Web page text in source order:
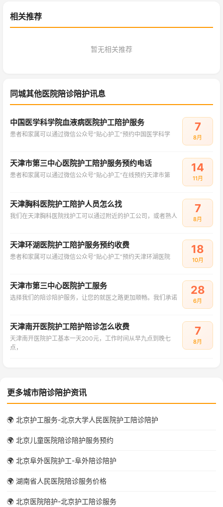
相关推荐
暂无相关推荐
同城其他医院陪诊陪护讯息
中国医学科学院血液病医院护工陪护服务
患者和家属可以通过微信公众号“贴心护工”预约中国医学科学
7
8月
天津市第三中心医院护工陪护服务预约电话
患者和家属可以通过微信公众号“贴心护工”在线预约天津市第
14
11月
天津胸科医院护工陪护人员怎么找
我们在天津胸科医院找护工可以通过附近的护工公司，或者熟人
7
8月
天津环湖医院护工陪护服务预约收费
患者和家属可以通过微信公众号“贴心护工”预约天津环湖医院
18
10月
天津市第三中心医院护工服务
选择我们的陪诊陪护服务，让您的就医之路更加顺畅。我们承诺
28
6月
天津南开医院护工陪护陪诊怎么收费
天津南开医院护工基本一天200元，工作时间从早九点到晚七
点，
7
8月
更多城市陪诊陪护资讯
🌍 北京护工服务-北京大学人民医院护工陪诊陪护
🌍 北京儿童医院陪诊陪护服务预约
🌍 北京阜外医院护工-阜外陪诊陪护
🌍 湖南省人民医院陪诊服务价格
🌍 北京医院陪护-北京护工陪诊服务